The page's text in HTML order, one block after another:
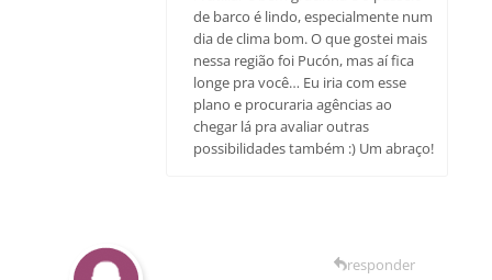
de barco é lindo, especialmente num
dia de clima bom. O que gostei mais
nessa região foi Pucón, mas aí fica
longe pra você… Eu iria com esse
plano e procuraria agências ao
chegar lá pra avaliar outras
possibilidades também :) Um abraço!
responder